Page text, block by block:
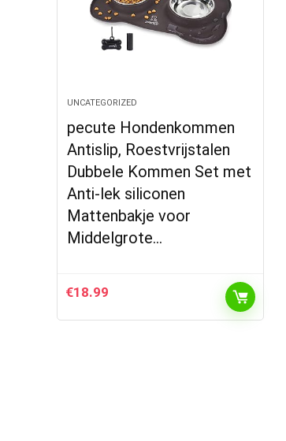
UNCATEGORIZED
pecute Hondenkommen
Antislip, Roestvrijstalen
Dubbele Kommen Set met
Anti-lek siliconen
Mattenbakje voor
Middelgrote…
€18.99